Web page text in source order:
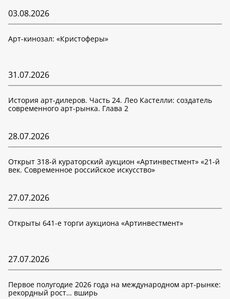
03.08.2026
Арт-кинозал: «Кристоферы»
31.07.2026
История арт-дилеров. Часть 24. Лео Кастелли: создатель
современного арт-рынка. Глава 2
28.07.2026
Открыт 318-й кураторский аукцион «Артинвестмент» «21-й
век. Современное российское искусство»
27.07.2026
Открыты 641-е торги аукциона «Артинвестмент»
27.07.2026
Первое полугодие 2026 года на международном арт-рынке:
рекордный рост… вширь